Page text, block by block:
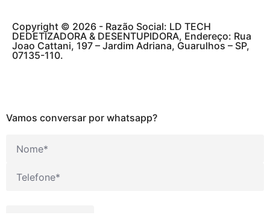
Copyright © 2026 - Razão Social: LD TECH
DEDETIZADORA & DESENTUPIDORA, Endereço: Rua
Joao Cattani, 197 – Jardim Adriana, Guarulhos – SP,
07135-110.
Vamos conversar por whatsapp?